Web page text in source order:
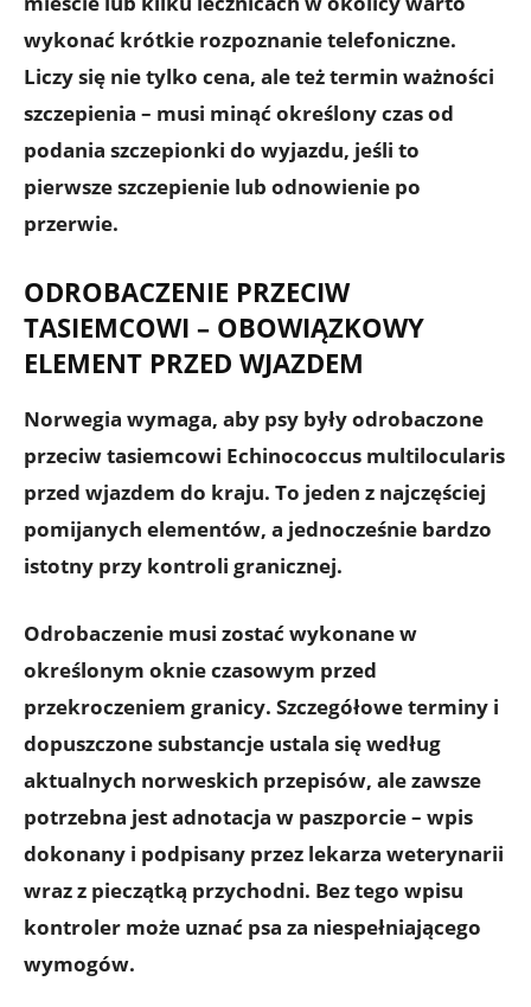
wykonać krótkie rozpoznanie telefoniczne.
Liczy się nie tylko cena, ale teżtermin ważności
szczepienia – musi minąć określony czas od
podania szczepionki do wyjazdu, jeśli to
pierwsze szczepienie lub odnowienie po
przerwie.
ODROBACZENIE PRZECIW
TASIEMCOWI – OBOWIĄZKOWY
ELEMENT PRZED WJAZDEM
Norwegia wymaga, aby psy byłyodrobaczone
przeciw tasiemcowi Echinococcus multilocularis
przed wjazdem do kraju. To jeden z najczęściej
pomijanych elementów, a jednocześnie bardzo
istotny przy kontroli granicznej.
Odrobaczenie musi zostać wykonane w
określonym oknie czasowym przed
przekroczeniem granicy. Szczegółowe terminy i
dopuszczone substancje ustala się według
aktualnych norweskich przepisów, ale zawsze
potrzebna jestadnotacja w paszporcie– wpis
dokonany i podpisany przez lekarza weterynarii
wraz z pieczątką przychodni. Bez tego wpisu
kontroler może uznać psa za niespełniającego
wymogów.